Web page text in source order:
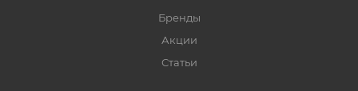
Бренды
Акции
Статьи